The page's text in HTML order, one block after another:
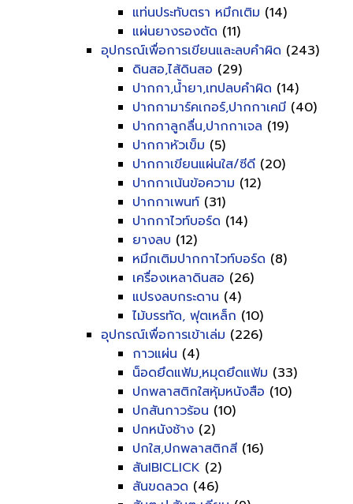
แท่นประทับตรา หมึกเติม (14)
แผ่นยางรองตัด (11)
อุปกรณ์เพื่อการเขียนและลบคำผิด (243)
ดินสอ,ไส้ดินสอ (29)
ปากกา,น้ำยา,เทปลบคำผิด (14)
ปากกามาร์คเกอร์,ปากกาเคมี (40)
ปากกาลูกลื่น,ปากกาเจล (19)
ปากกาหัวเข็ม (5)
ปากกาเขียนแผ่นใส/ซีดี (20)
ปากกาเน้นข้อความ (12)
ปากกาเพนท์ (31)
ปากกาไวท์บอร์ด (14)
ยางลบ (12)
หมึกเติมปากกาไวท์บอร์ด (8)
เครื่องเหลาดินสอ (26)
แปรงลบกระดาน (4)
ไม้บรรทัด, ฟุตเหล็ก (10)
อุปกรณ์เพื่อการเข้าเล่ม (226)
กาวแผ่น (4)
น็อดยึดแฟ้ม,หมุดยึดแฟ้ม (33)
ปกพลาสติกใสหุ้มหนังสือ (10)
ปกสันกาวร้อน (10)
ปกหนังช้าง (2)
ปกใส,ปกพลาสติกสี (16)
สันIBICLICK (2)
สันขดลวด (46)